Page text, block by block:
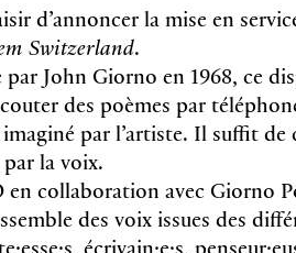
d’annoncer la mise en
Switzerland.
John Giorno en 1968, ce
des poèmes par
par l’artiste. Il suffit de
la voix.
collaboration avec Giorno
des voix issues des
écrivain·e·s,